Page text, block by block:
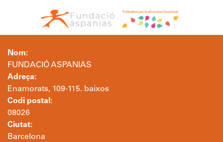
Nom:
FUNDACIÓ ASPANIAS
Adreça:
Enamorats, 109-115. baixos
Codi postal:
08026
Ciutat:
Barcelona